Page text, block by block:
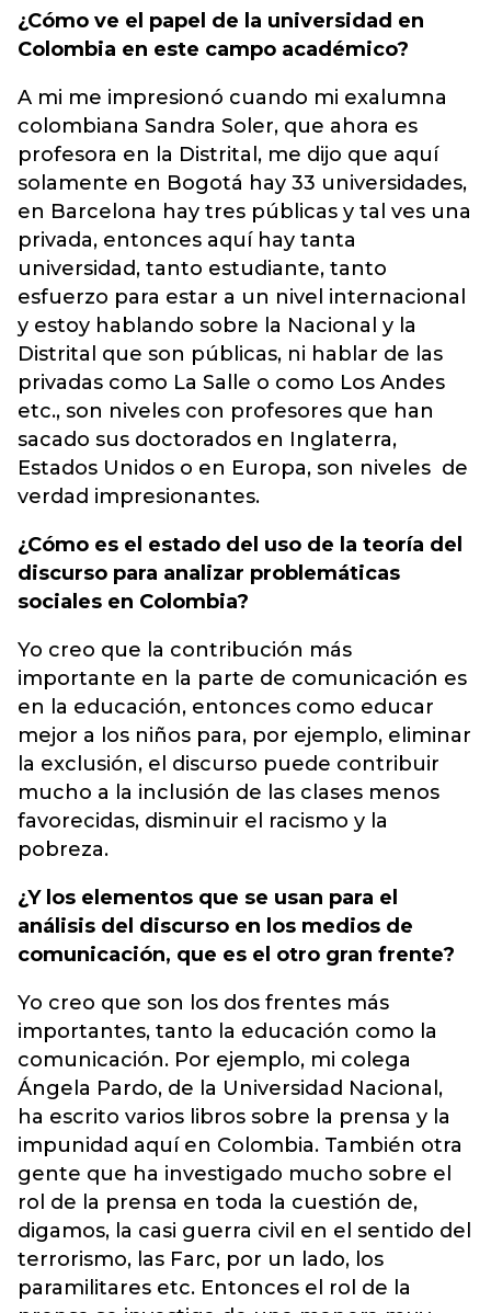
¿Cómo ve el papel de la universidad en
Colombia en este campo académico?
A mi me impresionó cuando mi exalumna
colombiana Sandra Soler, que ahora es
profesora en la Distrital, me dijo que aquí
solamente en Bogotá hay 33 universidades,
en Barcelona hay tres públicas y tal ves una
privada, entonces aquí hay tanta
universidad, tanto estudiante, tanto
esfuerzo para estar a un nivel internacional
y estoy hablando sobre la Nacional y la
Distrital que son públicas, ni hablar de las
privadas como La Salle o como Los Andes
etc., son niveles con profesores que han
sacado sus doctorados en Inglaterra,
Estados Unidos o en Europa, son niveles de
verdad impresionantes.
¿Cómo es el estado del uso de la teoría del
discurso para analizar problemáticas
sociales en Colombia?
Yo creo que la contribución más
importante en la parte de comunicación es
en la educación, entonces como educar
mejor a los niños para, por ejemplo, eliminar
la exclusión, el discurso puede contribuir
mucho a la inclusión de las clases menos
favorecidas, disminuir el racismo y la
pobreza.
¿Y los elementos que se usan para el
análisis del discurso en los medios de
comunicación, que es el otro gran frente?
Yo creo que son los dos frentes más
importantes, tanto la educación como la
comunicación. Por ejemplo, mi colega
Ángela Pardo, de la Universidad Nacional,
ha escrito varios libros sobre la prensa y la
impunidad aquí en Colombia. También otra
gente que ha investigado mucho sobre el
rol de la prensa en toda la cuestión de,
digamos, la casi guerra civil en el sentido del
terrorismo, las Farc, por un lado, los
paramilitares etc. Entonces el rol de la